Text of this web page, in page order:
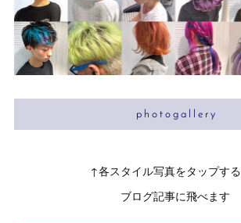
p h o t o g a l l e r y
↑各スタイル写真をタップす
ブログ記事に飛べます